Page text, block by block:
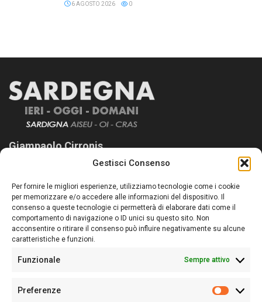
Gestisci Consenso
Per fornire le migliori esperienze, utilizziamo tecnologie come i cookie
per memorizzare e/o accedere alle informazioni del dispositivo. Il
consenso a queste tecnologie ci permetterà di elaborare dati come il
comportamento di navigazione o ID unici su questo sito. Non
acconsentire o ritirare il consenso può influire negativamente su alcune
caratteristiche e funzioni.
Funzionale Sempre attivo
Preferenze
6 AGOSTO 2026 0
Giampaolo Cirronis
Sardegna Ieri-Oggi-Domani nasce per informare “liberamente” i
lettori su quanto accade in Sardegna, con un occhio rivolto al
nostro passato e, soprattutto, al nostro futuro
Follow Us
Sede:Via Cristoforo Colombo 09013 Carbonia